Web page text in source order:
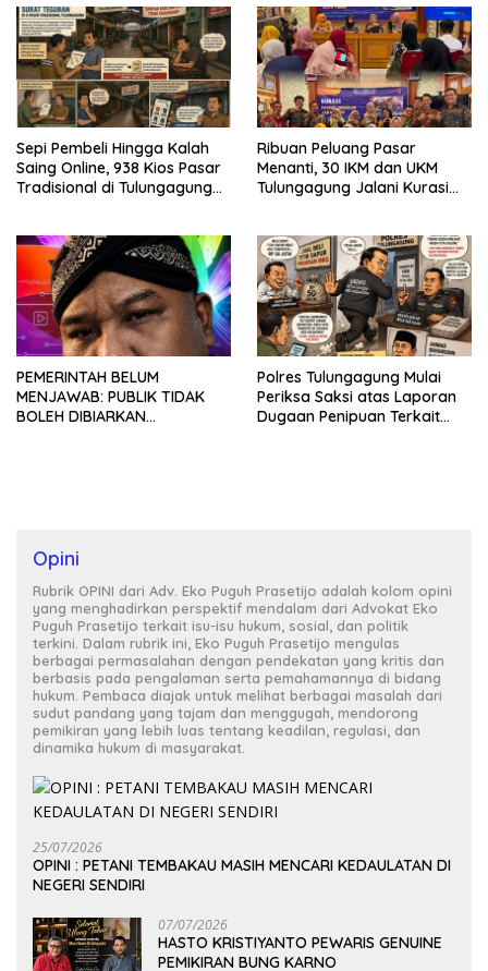
Sepi Pembeli Hingga Kalah
Saing Online, 938 Kios Pasar
Tradisional di Tulungagung
Ribuan Peluang Pasar
Menanti, 30 IKM dan UKM
Tulungagung Jalani Kurasi
PEMERINTAH BELUM
MENJAWAB: PUBLIK TIDAK
BOLEH DIBIARKAN
Polres Tulungagung Mulai
Periksa Saksi atas Laporan
Dugaan Penipuan Terkait
Opini
Rubrik OPINI dari Adv. Eko Puguh Prasetijo adalah kolom opini
yang menghadirkan perspektif mendalam dari Advokat Eko
Puguh Prasetijo terkait isu-isu hukum, sosial, dan politik
terkini. Dalam rubrik ini, Eko Puguh Prasetijo mengulas
berbagai permasalahan dengan pendekatan yang kritis dan
berbasis pada pengalaman serta pemahamannya di bidang
hukum. Pembaca diajak untuk melihat berbagai masalah dari
sudut pandang yang tajam dan menggugah, mendorong
pemikiran yang lebih luas tentang keadilan, regulasi, dan
dinamika hukum di masyarakat.
25/07/2026
OPINI : PETANI TEMBAKAU MASIH MENCARI KEDAULATAN DI
NEGERI SENDIRI
07/07/2026
HASTO KRISTIYANTO PEWARIS GENUINE
PEMIKIRAN BUNG KARNO